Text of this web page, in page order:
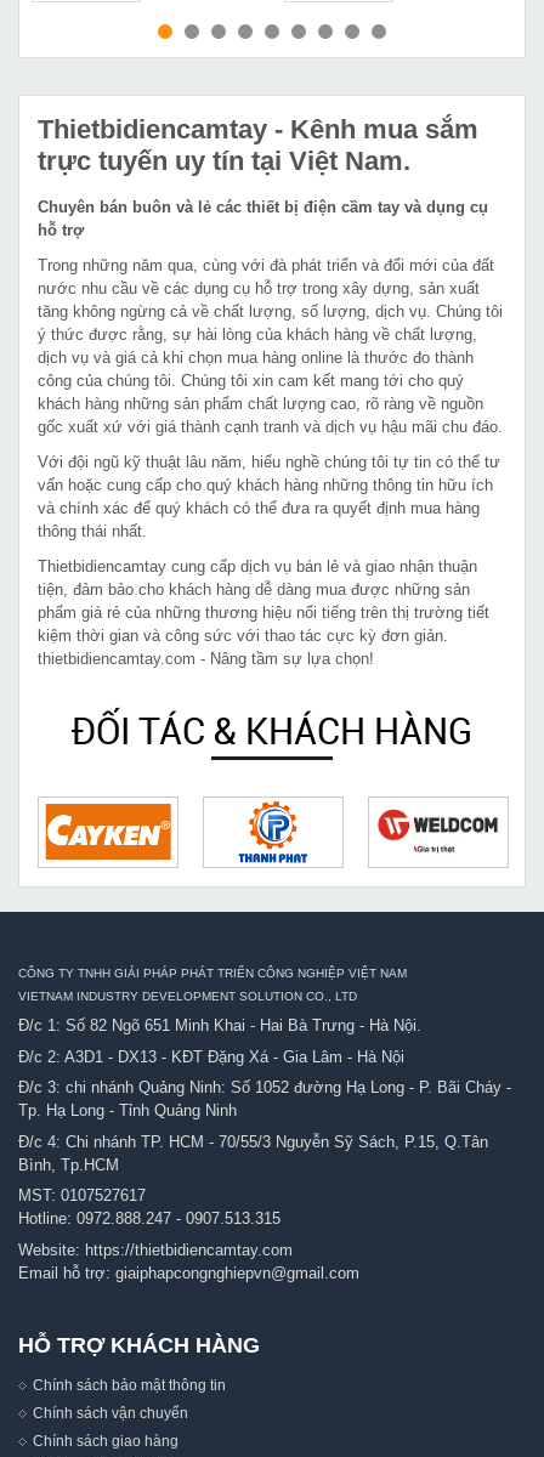
MUA NGAY MUA NGAY
Thietbidiencamtay - Kênh mua sắm
trực tuyến uy tín tại Việt Nam.
Chuyên bán buôn và lẻ các thiết bị điện cầm tay và dụng cụ
hỗ trợ
Trong những năm qua, cùng với đà phát triển và đổi mới của đất
nước nhu cầu về các dụng cụ hỗ trợ trong xây dựng, sản xuất
tăng không ngừng cả về chất lượng, số lượng, dịch vụ. Chúng tôi
ý thức được rằng, sự hài lòng của khách hàng về chất lượng,
dịch vụ và giá cả khi chọn mua hàng online là thước đo thành
công của chúng tôi. Chúng tôi xin cam kết mang tới cho quý
khách hàng những sản phẩm chất lượng cao, rõ ràng về nguồn
gốc xuất xứ với giá thành cạnh tranh và dịch vụ hậu mãi chu đáo.
Với đội ngũ kỹ thuật lâu năm, hiểu nghề chúng tôi tự tin có thể tư
vấn hoặc cung cấp cho quý khách hàng những thông tin hữu ích
và chính xác để quý khách có thể đưa ra quyết định mua hàng
thông thái nhất.
Thietbidiencamtay cung cấp dịch vụ bán lẻ và giao nhận thuận
tiện, đảm bảo cho khách hàng dễ dàng mua được những sản
phẩm giá rẻ của những thương hiệu nổi tiếng trên thị trường tiết
kiệm thời gian và công sức với thao tác cực kỳ đơn giản.
thietbidiencamtay.com - Nâng tầm sự lựa chọn!
ĐỐI TÁC & KHÁCH HÀNG
CÔNG TY TNHH GIẢI PHÁP PHÁT TRIỂN CÔNG NGHIỆP VIỆT NAM
VIETNAM INDUSTRY DEVELOPMENT SOLUTION CO., LTD
Đ/c 1: Số 82 Ngõ 651 Minh Khai - Hai Bà Trưng - Hà Nội.
Đ/c 2: A3D1 - DX13 - KĐT Đặng Xá - Gia Lâm - Hà Nội
Đ/c 3: chi nhánh Quảng Ninh: Số 1052 đường Hạ Long - P. Bãi Cháy -
Tp. Hạ Long - Tỉnh Quảng Ninh
Đ/c 4: Chi nhánh TP. HCM - 70/55/3 Nguyễn Sỹ Sách, P.15, Q.Tân
Bình, Tp.HCM
MST: 0107527617
Hotline: 0972.888.247 - 0907.513.315
Website: https://thietbidiencamtay.com
Email hỗ trợ: giaiphapcongnghiepvn@gmail.com
HỖ TRỢ KHÁCH HÀNG
Chính sách bảo mật thông tin
Chính sách vận chuyển
Chính sách giao hàng